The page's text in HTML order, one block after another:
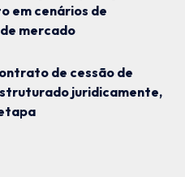
em cenários de
mercado
de cessão de
juridicamente,